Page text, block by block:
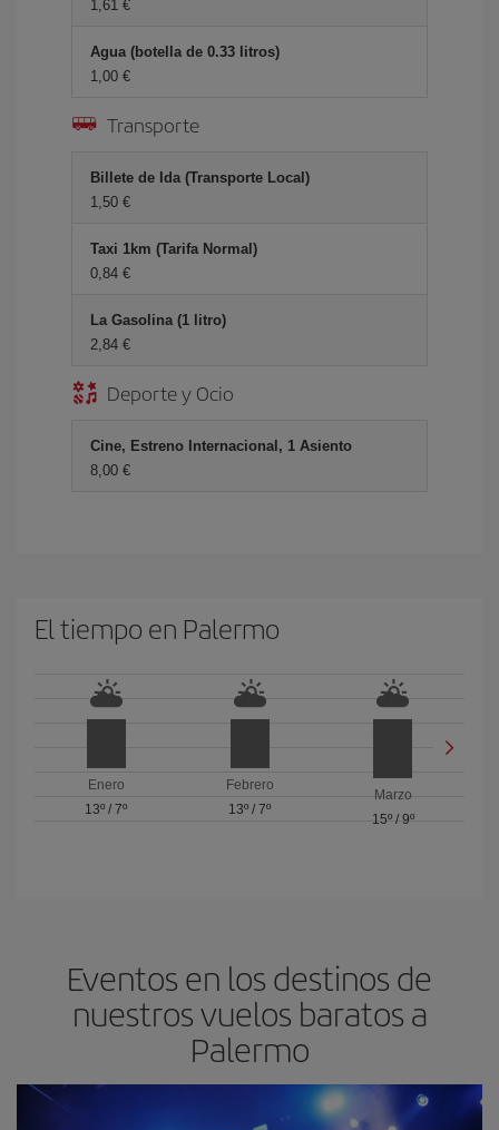
1,61 €
Agua (botella de 0.33 litros)
1,00 €
Transporte
Billete de Ida (Transporte Local)
1,50 €
Taxi 1km (Tarifa Normal)
0,84 €
La Gasolina (1 litro)
2,84 €
Deporte y Ocio
Cine, Estreno Internacional, 1 Asiento
8,00 €
El tiempo en Palermo
Enero
13º /7º
Febrero
13º / 7º
Marzo
15º/ 9º
Eventos en los destinos de
nuestros vuelos baratos a
Palermo